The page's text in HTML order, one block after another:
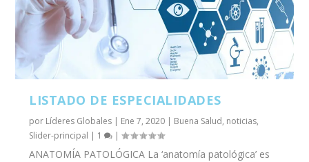
LISTADO DE ESPECIALIDADES
por Líderes Globales | Ene 7, 2020 | Buena Salud, noticias,
Slider-principal | 1 |
ANATOMÍA PATOLÓGICA La ‘anatomía patológica’ es